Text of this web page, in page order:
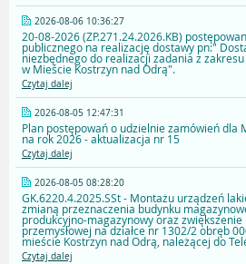
2026-08-06 10:36:27
20-08-2026 (ZP.271.24.2026.KB)
publicznego na realizację dostawy pn:"
niezbędnego do realizacji zadania z
w Mieście Kostrzyn nad Odrą".
Czytaj dalej
2026-08-05 12:47:31
Plan postępowań o udzielnie zamówień dla
na rok 2026 - aktualizacja nr 15
Czytaj dalej
2026-08-05 08:28:20
GK.6220.4.2025.SSt - Montażu urządzeń
zmianą przeznaczenia budynku
produkcyjno-magazynowy oraz
przemysłowej na działce nr 1302/2 obręb
mieście Kostrzyn nad Odrą, należącej do
Czytaj dalej